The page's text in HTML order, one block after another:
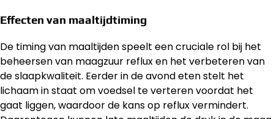
Effecten van maaltijdtiming
De timing van maaltijden speelt een cruciale rol bij het
beheersen van maagzuur reflux en het verbeteren van
de slaapkwaliteit. Eerder in de avond eten stelt het
lichaam in staat om voedsel te verteren voordat het
gaat liggen, waardoor de kans op reflux vermindert.